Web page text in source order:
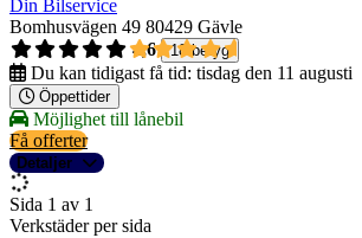
Din Bilservice
Bomhusvägen 49 80429 Gävle
4,6
18 betyg
Du kan tidigast få tid: tisdag den 11 augusti
Öppettider
Möjlighet till lånebil
Få offerter
Detaljer
Sida 1 av 1
Verkstäder per sida